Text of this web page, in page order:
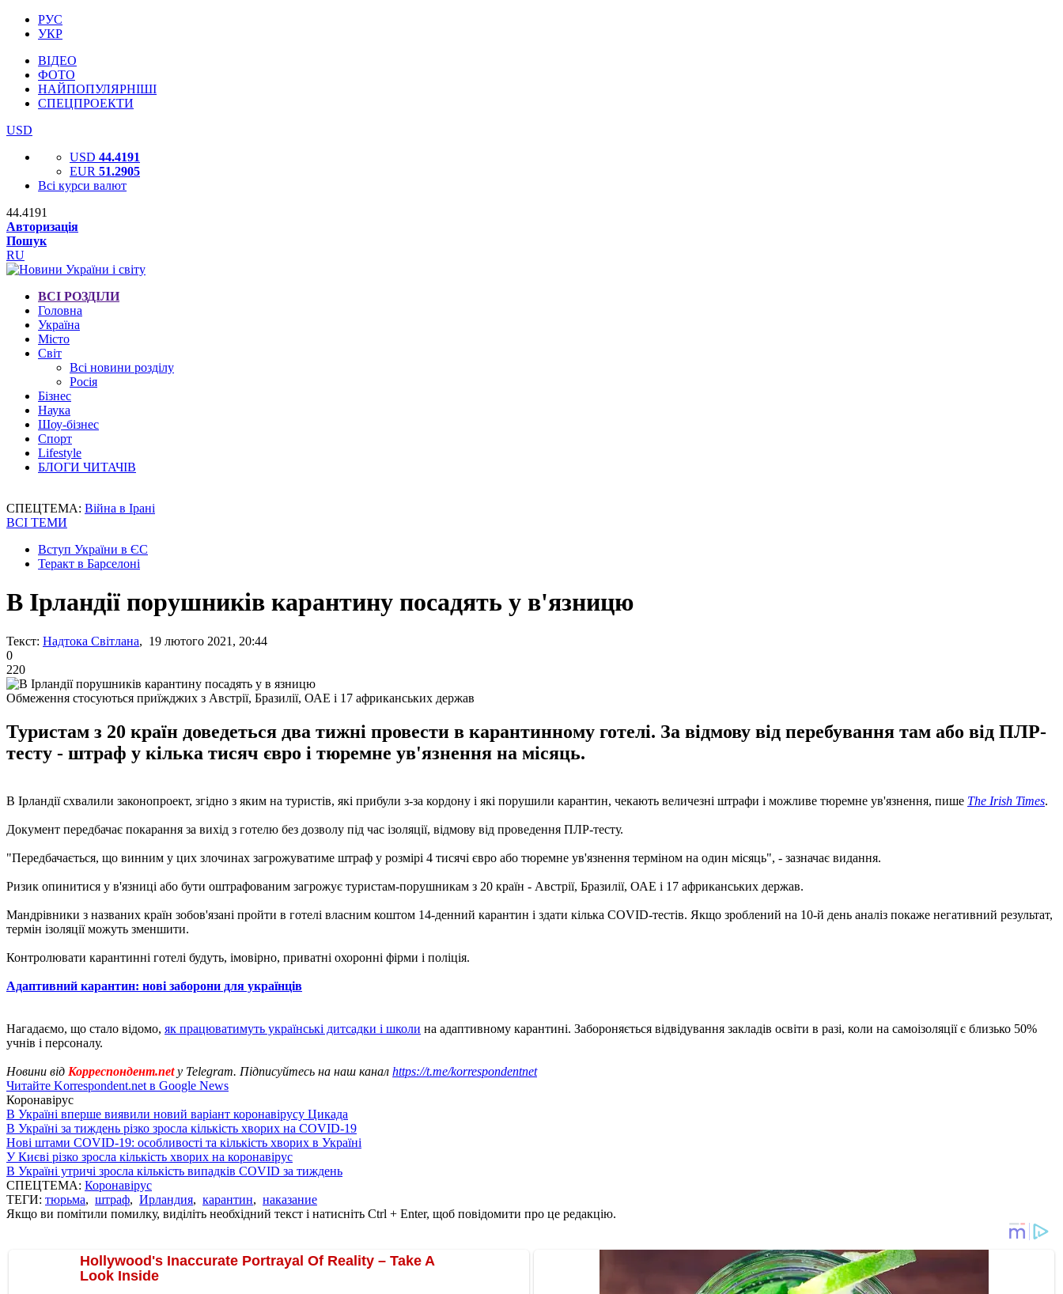
РУС
УКР
ВІДЕО
ФОТО
НАЙПОПУЛЯРНІШІ
СПЕЦПРОЕКТИ
USD
USD 44.4191
EUR 51.2905
Всі курси валют
44.4191
Авторизація
Пошук
RU
ВСІ РОЗДІЛИ
Головна
Україна
Місто
Світ
Всі новини розділу
Росія
Бізнес
Наука
Шоу-бізнес
Спорт
Lifestyle
БЛОГИ ЧИТАЧІВ
СПЕЦТЕМА: Війна в Ірані
ВСІ ТЕМИ
Вступ України в ЄС
Теракт в Барселоні
В Ірландії порушників карантину посадять у в'язницю
Текст: Надтока Світлана, 19 лютого 2021, 20:44
0
220
Обмеження стосуються приїжджих з Австрії, Бразилії, ОАЕ і 17 африканських держав
Туристам з 20 країн доведеться два тижні провести в карантинному готелі. За відмову від перебування там або від ПЛР-
тесту - штраф у кілька тисяч євро і тюремне ув'язнення на місяць.
В Ірландії схвалили законопроект, згідно з яким на туристів, які прибули з-за кордону і які порушили карантин, чекають величезні штрафи і можливе тюремне ув'язнення, пише The Irish Times.
Документ передбачає покарання за вихід з готелю без дозволу під час ізоляції, відмову від проведення ПЛР-тесту.
"Передбачається, що винним у цих злочинах загрожуватиме штраф у розмірі 4 тисячі євро або тюремне ув'язнення терміном на один місяць", - зазначає видання.
Ризик опинитися у в'язниці або бути оштрафованим загрожує туристам-порушникам з 20 країн - Австрії, Бразилії, ОАЕ і 17 африканських держав.
Мандрівники з названих країн зобов'язані пройти в готелі власним коштом 14-денний карантин і здати кілька COVID-тестів. Якщо зроблений на 10-й день аналіз покаже негативний результат,
термін ізоляції можуть зменшити.
Контролювати карантинні готелі будуть, імовірно, приватні охоронні фірми і поліція.
Адаптивний карантин: нові заборони для українців
Нагадаємо, що стало відомо, як працюватимуть українські дитсадки і школи на адаптивному карантині. Забороняється відвідування закладів освіти в разі, коли на самоізоляції є близько 50%
учнів і персоналу.
Новини від Корреспондент.netу Telegram. Підписуйтесь на наш канал https://t.me/korrespondentnet
Читайте Korrespondent.net в Google News
Коронавірус
В Україні вперше виявили новий варіант коронавірусу Цикада
В Україні за тиждень різко зросла кількість хворих на COVID-19
Нові штами COVID-19: особливості та кількість хворих в Україні
У Києві різко зросла кількість хворих на коронавірус
В Україні утричі зросла кількість випадків COVID за тиждень
СПЕЦТЕМА: Коронавірус
ТЕГИ: тюрьма, штраф, Ирландия, карантин, наказание
Якщо ви помітили помилку, виділіть необхідний текст і натисніть Ctrl + Enter, щоб повідомити про це редакцію.